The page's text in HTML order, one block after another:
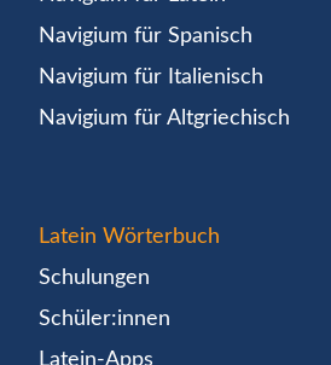
Navigium für Spanisch
Navigium für Italienisch
Navigium für Altgriechisch
Latein Wörterbuch
Schulungen
Schüler:innen
Latein-Apps